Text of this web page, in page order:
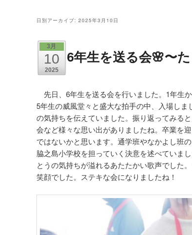
日別アーカイブ: 2025年3月10日
3月
10
2025
6年生を送る会🌸〜
先日、6年生を送る会を行いました。1年生
5年生の威風堂々と盛大な拍手の中、入場し
の気持ちを伝えていました。振り返ってみる
会など様々な思い出がありましたね。卒業を
ではないかと思います。通学班やなかよし班
脇之島小学校を担っていく決意を述べていま
とうの気持ちが溢れるあたたかい歌声でした
笑顔でした。ステキな会になりましたね！